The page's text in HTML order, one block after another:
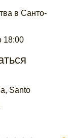
в Cанто-
18:00
Santo